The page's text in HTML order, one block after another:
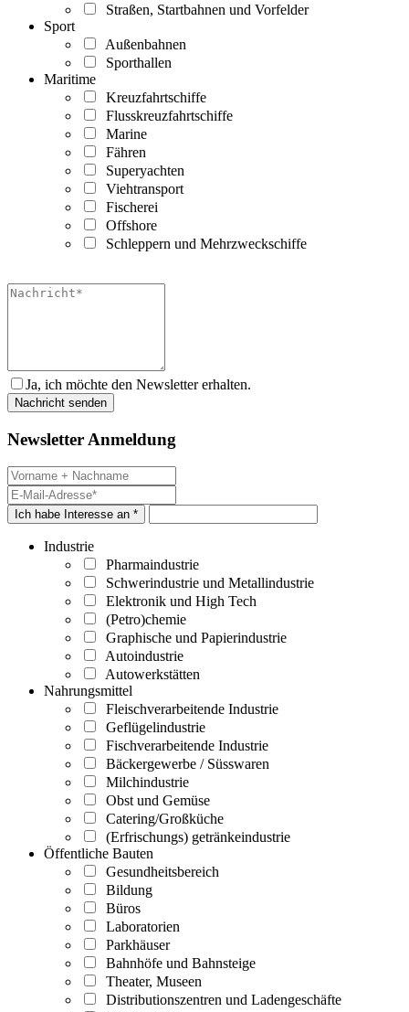
Straßen, Startbahnen und Vorfelder
Sport
Außenbahnen
Sporthallen
Maritime
Kreuzfahrtschiffe
Flusskreuzfahrtschiffe
Marine
Fähren
Superyachten
Viehtransport
Fischerei
Offshore
Schleppern und Mehrzweckschiffe
Ja, ich möchte den Newsletter erhalten.
Newsletter Anmeldung
Ich habe Interesse an *
Industrie
Pharmaindustrie
Schwerindustrie und Metallindustrie
Elektronik und High Tech
(Petro)chemie
Graphische und Papierindustrie
Autoindustrie
Autowerkstätten
Nahrungsmittel
Fleischverarbeitende Industrie
Geflügelindustrie
Fischverarbeitende Industrie
Bäckergewerbe / Süsswaren
Milchindustrie
Obst und Gemüse
Catering/Großküche
(Erfrischungs) getränkeindustrie
Öffentliche Bauten
Gesundheitsbereich
Bildung
Büros
Laboratorien
Parkhäuser
Bahnhöfe und Bahnsteige
Theater, Museen
Distributionszentren und Ladengeschäfte